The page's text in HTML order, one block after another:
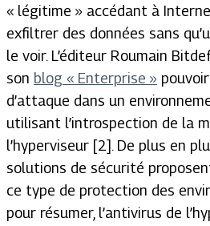
« légitime » accédant à
exfiltrer des données sans
le voir. L’éditeur Roumain
son blog « Enterprise »
d’attaque dans un
utilisant l’introspection de la
l’hyperviseur [2]. De plus en
solutions de sécurité
ce type de protection des
pour résumer, l’antivirus de